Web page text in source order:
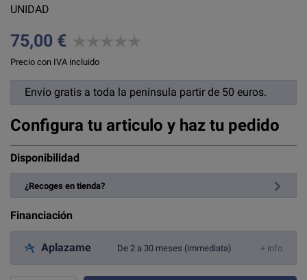
UNIDAD
75,00 €
Precio con IVA incluido
Envío gratis a toda la península partir de 50 euros.
Configura tu articulo y haz tu pedido
Disponibilidad
¿Recoges en tienda?
Financiación
Aplazame De 2 a 30 meses (immediata) + info